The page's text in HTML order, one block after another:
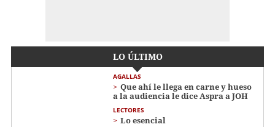
LO ÚLTIMO
AGALLAS
Que ahí le llega en carne y hueso
a la audiencia le dice Aspra a JOH
LECTORES
Lo esencial